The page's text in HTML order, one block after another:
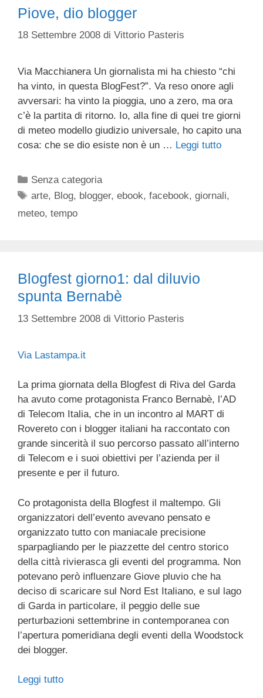
Piove, dio blogger
18 Settembre 2008 di Vittorio Pasteris
Via Macchianera Un giornalista mi ha chiesto “chi
ha vinto, in questa BlogFest?”. Va reso onore agli
avversari: ha vinto la pioggia, uno a zero, ma ora
c’è la partita di ritorno. Io, alla fine di quei tre giorni
di meteo modello giudizio universale, ho capito una
cosa: che se dio esiste non è un … Leggi tutto
Categorie
Senza categoria
Tag
arte, Blog, blogger,ebook,facebook,giornali,
meteo, tempo
Blogfest giorno1: dal diluvio
spunta Bernabè
13 Settembre 2008 di Vittorio Pasteris
Via Lastampa.it
La prima giornata della Blogfest di Riva del Garda
ha avuto come protagonista Franco Bernabè, l’AD
di Telecom Italia, che in un incontro al MART di
Rovereto con i blogger italiani ha raccontato con
grande sincerità il suo percorso passato all’interno
di Telecom e i suoi obiettivi per l’azienda per il
presente e per il futuro.
Co protagonista della Blogfest il maltempo. Gli
organizzatori dell’evento avevano pensato e
organizzato tutto con maniacale precisione
sparpagliando per le piazzette del centro storico
della città rivierasca gli eventi del programma. Non
potevano però influenzare Giove pluvio che ha
deciso di scaricare sul Nord Est Italiano, e sul lago
di Garda in particolare, il peggio delle sue
perturbazioni settembrine in contemporanea con
l’apertura pomeridiana degli eventi della Woodstock
dei blogger.
Leggi tutto